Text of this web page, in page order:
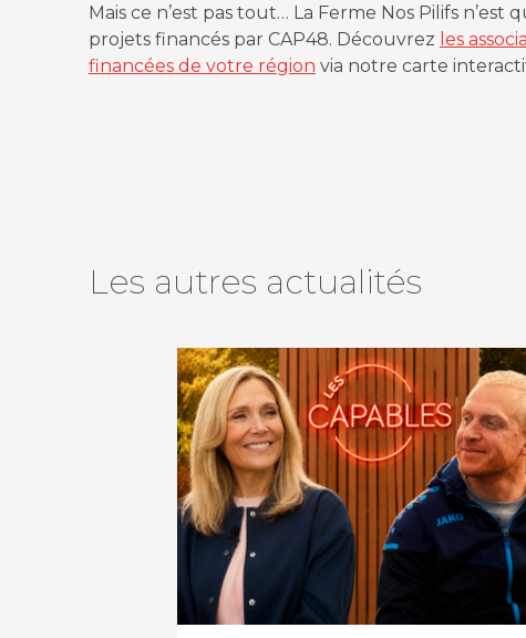
Mais ce n’est pas tout… La Ferme Nos Pilifs n’est
projets financés par CAP48. Découvrez les
financées de votre région via notre carte
Les autres actualités